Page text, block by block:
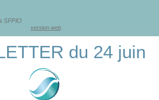
de la SFPIO
version web
du 24 juin